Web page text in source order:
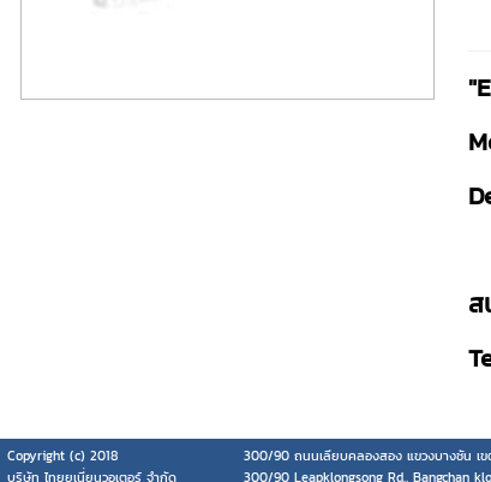
ส
Copyright (c) 2018
300/90 ถนนเลียบคลองสอง แขวงบางชัน เ
บริษัท ไทยยูเนี่ยนวอเตอร์ จำกัด
300/90 Leapklongsong Rd., Bangchan